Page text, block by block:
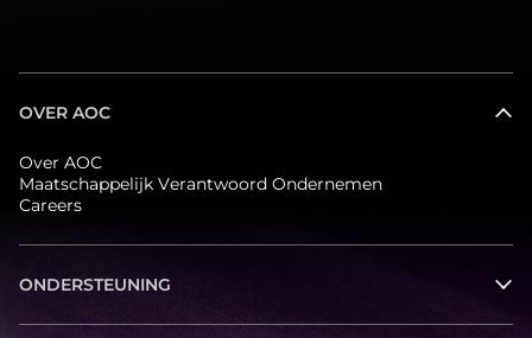
OVER AOC
Over AOC
Maatschappelijk Verantwoord Ondernemen
Careers
ONDERSTEUNING